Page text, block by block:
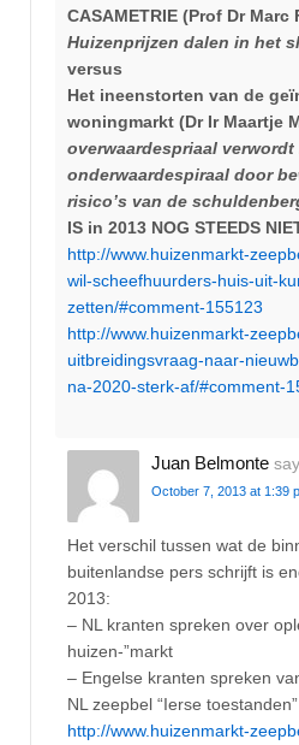
CASAMETRIE (Prof Dr
Huizenprijzen dalen in het
versus
Het ineenstorten van de
woningmarkt (Dr Ir Maartje
overwaardespriaal verwordt
onderwaardespiraal door
risico’s van de
IS in 2013 NOG STEEDS
http://www.huizenmarkt-
wil-scheefhuurders-huis-uit-
zetten/#comment-155123
http://www.huizenmarkt-
uitbreidingsvraag-naar-
na-2020-sterk-af/#comment-
Juan Belmonte
October 7, 2013 at 1:39
Het verschil tussen wat de
buitenlandse pers schrijft is
2013:
– NL kranten spreken over
huizen-”markt
– Engelse kranten spreken
NL zeepbel “Ierse
http://www.huizenmarkt-